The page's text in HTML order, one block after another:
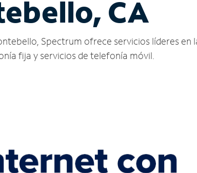
CA
Spectrum ofrece servicios líderes
fija y servicios de telefonía móvil.